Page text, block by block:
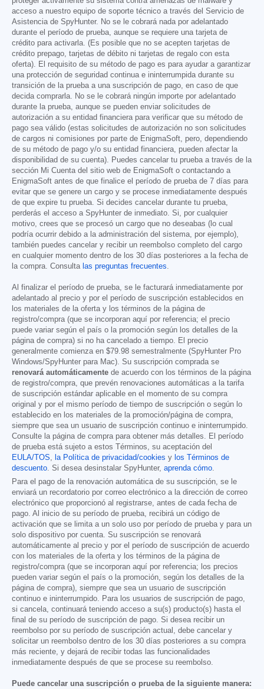
acceso a nuestro equipo de soporte técnico a través del Servicio de
Asistencia de SpyHunter. No se le cobrará nada por adelantado
durante el período de prueba, aunque se requiere una tarjeta de
crédito para activarla. (Es posible que no se acepten tarjetas de
crédito prepago, tarjetas de débito ni tarjetas de regalo con esta
oferta). El requisito de su método de pago es para ayudar a garantizar
una protección de seguridad continua e ininterrumpida durante su
transición de la prueba a una suscripción de pago, en caso de que
decida comprarla. No se le cobrará ningún importe por adelantado
durante la prueba, aunque se pueden enviar solicitudes de
autorización a su entidad financiera para verificar que su método de
pago sea válido (estas solicitudes de autorización no son solicitudes
de cargos ni comisiones por parte de EnigmaSoft, pero, dependiendo
de su método de pago y/o su entidad financiera, pueden afectar la
disponibilidad de su cuenta). Puedes cancelar tu prueba a través de la
sección Mi Cuenta del sitio web de EnigmaSoft o contactando a
EnigmaSoft antes de que finalice el período de prueba de 7 días para
evitar que se genere un cargo y se procese inmediatamente después
de que expire tu prueba. Si decides cancelar durante tu prueba,
perderás el acceso a SpyHunter de inmediato. Si, por cualquier
motivo, crees que se procesó un cargo que no deseabas (lo cual
podría ocurrir debido a la administración del sistema, por ejemplo),
también puedes cancelar y recibir un reembolso completo del cargo
en cualquier momento dentro de los 30 días posteriores a la fecha de
la compra. Consulta las preguntas frecuentes.
Al finalizar el período de prueba, se le facturará inmediatamente por
adelantado al precio y por el período de suscripción establecidos en
los materiales de la oferta y los términos de la página de
registro/compra (que se incorporan aquí por referencia; el precio
puede variar según el país o la promoción según los detalles de la
página de compra) si no ha cancelado a tiempo. El precio
generalmente comienza en $79.98 semestralmente (SpyHunter Pro
Windows/SpyHunter para Mac). Su suscripción comprada se
renovará automáticamente de acuerdo con los términos de la página
de registro/compra, que prevén renovaciones automáticas a la tarifa
de suscripción estándar aplicable en el momento de su compra
original y por el mismo período de tiempo de suscripción o según lo
establecido en los materiales de la promoción/página de compra,
siempre que sea un usuario de suscripción continuo e ininterrumpido.
Consulte la página de compra para obtener más detalles. El período
de prueba está sujeto a estos Términos, su aceptación del
EULA/TOS, la Política de privacidad/cookies y los Términos de
descuento. Si desea desinstalar SpyHunter, aprenda cómo.
Para el pago de la renovación automática de su suscripción, se le
enviará un recordatorio por correo electrónico a la dirección de correo
electrónico que proporcionó al registrarse, antes de cada fecha de
pago. Al inicio de su período de prueba, recibirá un código de
activación que se limita a un solo uso por período de prueba y para un
solo dispositivo por cuenta. Su suscripción se renovará
automáticamente al precio y por el período de suscripción de acuerdo
con los materiales de la oferta y los términos de la página de
registro/compra (que se incorporan aquí por referencia; los precios
pueden variar según el país o la promoción, según los detalles de la
página de compra), siempre que sea un usuario de suscripción
continuo e ininterrumpido. Para los usuarios de suscripción de pago,
si cancela, continuará teniendo acceso a su(s) producto(s) hasta el
final de su período de suscripción de pago. Si desea recibir un
reembolso por su período de suscripción actual, debe cancelar y
solicitar un reembolso dentro de los 30 días posteriores a su compra
más reciente, y dejará de recibir todas las funcionalidades
inmediatamente después de que se procese su reembolso.
Puede cancelar una suscripción o prueba de la siguiente manera: